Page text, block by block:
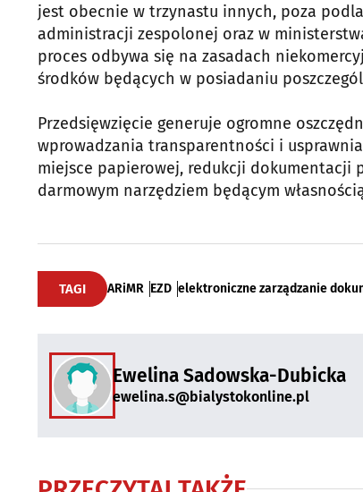
jest obecnie w trzynastu innych, poza
administracji zespolonej oraz w
proces odbywa się na zasadach
środków będących w posiadaniu
Przedsięwzięcie generuje ogromne
wprowadzania transparentności i
miejsce papierowej, redukcji dokumentacji
darmowym narzędziem będącym
TAGI ARiMR EZD elektroniczne zarządzanie
Ewelina Sadowska-Dubicka
ewelina.s@bialystokonline.pl